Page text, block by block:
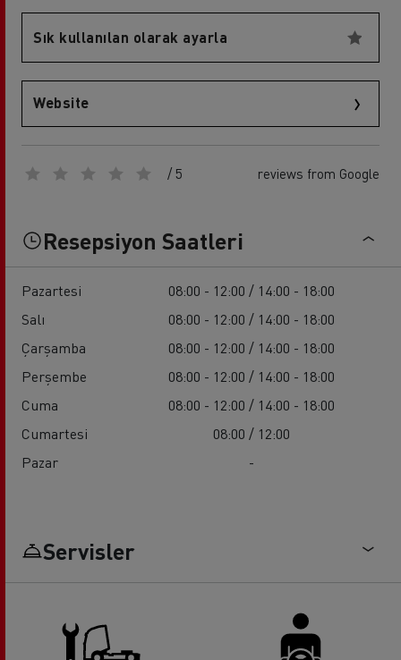
Sık kullanılan olarak ayarla
Website
/ 5 reviews from Google
Resepsiyon Saatleri
Pazartesi
08:00 - 12:00 / 14:00 - 18:00
Salı
08:00 - 12:00 / 14:00 - 18:00
Çarşamba
08:00 - 12:00 / 14:00 - 18:00
Perşembe
08:00 - 12:00 / 14:00 - 18:00
Cuma
08:00 - 12:00 / 14:00 - 18:00
Cumartesi
08:00 / 12:00
Pazar
-
Servisler